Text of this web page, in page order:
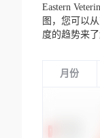
Eastern
图，您可以
度的趋势来
月份